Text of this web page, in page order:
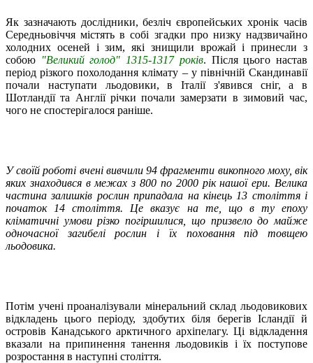
Як зазначають дослідники, безліч європейських хронік часів
Середньовіччя містять в собі згадки про низку надзвичайно
холодних осеней і зим, які знищили врожай і принесли з
собою "Великий голод" 1315-1317 років. Після цього настав
період різкого похолодання клімату – у північній Скандинавії
почали наступати льодовики, в Італії з'явився сніг, а в
Шотландії та Англії річки почали замерзати в зимовий час,
чого не спостерігалося раніше.
У своїй роботі вчені вивчили 94 фрагменти викопного моху, вік
яких знаходився в межах з 800 по 2000 рік нашої ери. Велика
частина залишків рослин припадала на кінець 13 століття і
початок 14 століття. Це вказує на те, що в ту епоху
кліматичні умови різко погіршилися, що призвело до майже
одночасної загибелі рослин і їх поховання під товщею
льодовика.
Потім учені проаналізували мінеральний склад льодовикових
відкладень цього періоду, здобутих біля берегів Ісландії й
островів Канадського арктичного архіпелагу. Ці відкладення
вказали на припинення танення льодовиків і їх поступове
розростання в наступні століття.